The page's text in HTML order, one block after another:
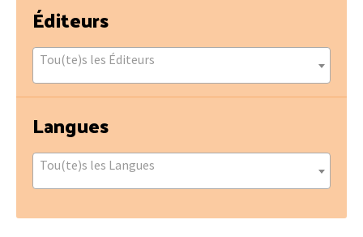
Éditeurs
Tou(te)s les Éditeurs
Langues
Tou(te)s les Langues